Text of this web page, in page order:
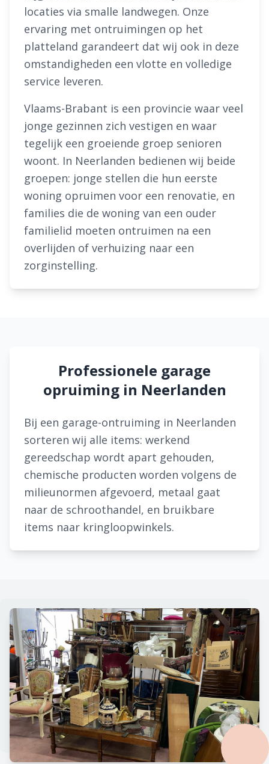
locaties via smalle landwegen. Onze
ervaring met ontruimingen op het
platteland garandeert dat wij ook in deze
omstandigheden een vlotte en volledige
service leveren.
Vlaams-Brabant is een provincie waar veel
jonge gezinnen zich vestigen en waar
tegelijk een groeiende groep senioren
woont. In Neerlanden bedienen wij beide
groepen: jonge stellen die hun eerste
woning opruimen voor een renovatie, en
families die de woning van een ouder
familielid moeten ontruimen na een
overlijden of verhuizing naar een
zorginstelling.
Professionele garage
opruiming in Neerlanden
Bij een garage-ontruiming in Neerlanden
sorteren wij alle items: werkend
gereedschap wordt apart gehouden,
chemische producten worden volgens de
milieunormen afgevoerd, metaal gaat
naar de schroothandel, en bruikbare
items naar kringloopwinkels.